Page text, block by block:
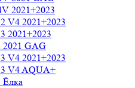
2021+2023
V4 2021+2023
2021+2023
2021 GAG
V4 2021+2023
V4 AQUA+
Ёлка